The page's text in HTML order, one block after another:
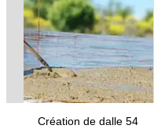
Création de dalle 54